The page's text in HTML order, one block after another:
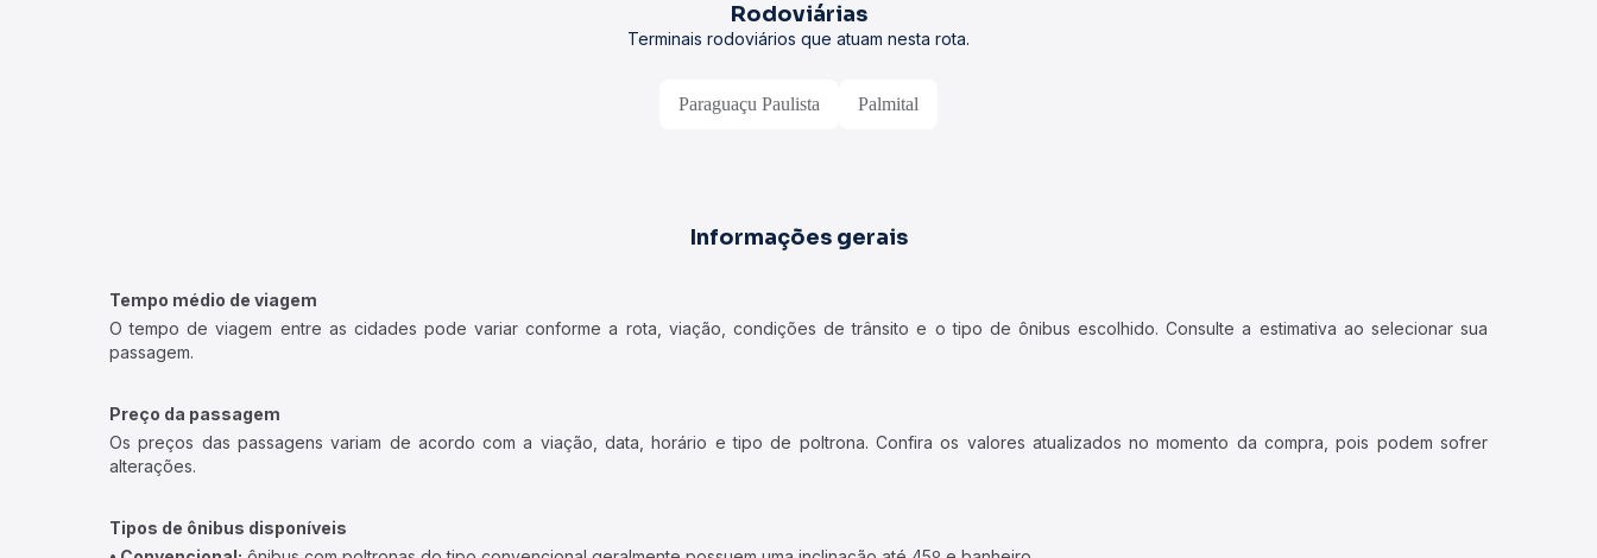
Rodoviárias
Terminais rodoviários que atuam nesta rota.
Paraguaçu Paulista Palmital
Informações gerais
Tempo médio de viagem
O tempo de viagem entre as cidades pode variar conforme a rota, viação, condições de trânsito e o tipo de ônibus escolhido. Consulte a estimativa ao selecionar sua
passagem.
Preço da passagem
Os preços das passagens variam de acordo com a viação, data, horário e tipo de poltrona. Confira os valores atualizados no momento da compra, pois podem sofrer
alterações.
Tipos de ônibus disponíveis